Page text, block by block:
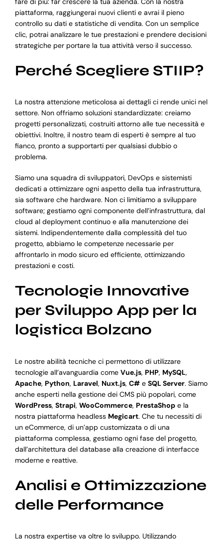
piattaforma, raggiungerai nuovi clienti e avrai il pieno
controllo su dati e statistiche di vendita. Con un semplice
clic, potrai analizzare le tue prestazioni e prendere decisioni
strategiche per portare la tua attività verso il successo.
Perché Scegliere STIIP?
La nostra attenzione meticolosa ai dettagli ci rende unici nel
settore. Non offriamo soluzioni standardizzate: creiamo
progetti personalizzati, costruiti attorno alle tue necessità e
obiettivi. Inoltre, il nostro team di esperti è sempre al tuo
fianco, pronto a supportarti per qualsiasi dubbio o
problema.
Siamo una squadra di sviluppatori, DevOps e sistemisti
dedicati a ottimizzare ogni aspetto della tua infrastruttura,
sia software che hardware. Non ci limitiamo a sviluppare
software; gestiamo ogni componente dell’infrastruttura, dal
cloud al deployment continuo e alla manutenzione dei
sistemi. Indipendentemente dalla complessità del tuo
progetto, abbiamo le competenze necessarie per
affrontarlo in modo sicuro ed efficiente, ottimizzando
prestazioni e costi.
Tecnologie Innovative
per Sviluppo App per la
logistica Bolzano
Le nostre abilità tecniche ci permettono di utilizzare
tecnologie all’avanguardia come Vue.js, PHP, MySQL,
Apache, Python, Laravel, Nuxt.js, C#e SQL Server. Siamo
anche esperti nella gestione dei CMS più popolari, come
WordPress, Strapi, WooCommerce, PrestaShope la
nostra piattaforma headless Megicart. Che tu necessiti di
un eCommerce, di un’app customizzata o di una
piattaforma complessa, gestiamo ogni fase del progetto,
dall’architettura del database alla creazione di interfacce
moderne e reattive.
Analisi e Ottimizzazione
delle Performance
La nostra expertise va oltre lo sviluppo. Utilizzando